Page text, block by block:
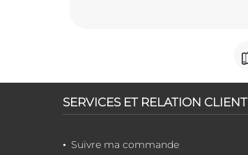
SERVICES ET RELATION CLIENT
Suivre ma commande